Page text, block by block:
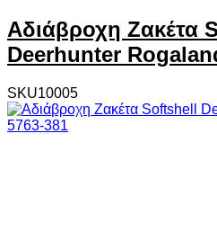
Αδιάβροχη Ζακέτα
Deerhunter
SKU10005